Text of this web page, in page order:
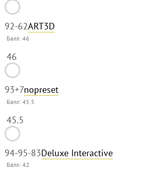
92-62ART3D
Балл:46
46
93+7nopreset
Балл:45.5
45.5
94-95-83Deluxe Interactive
Балл:42